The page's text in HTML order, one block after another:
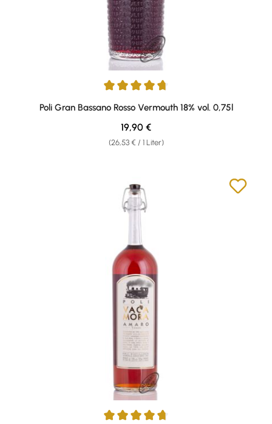
Durchschnittliche Bewertung von 4.83 von 5 Sternen
Poli Gran Bassano Rosso Vermouth 18% vol. 0,75l
(26,53 € / 1 Liter)
Regulärer Preis:
19,90 €